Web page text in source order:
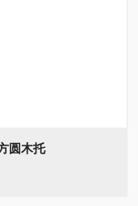
圆木托